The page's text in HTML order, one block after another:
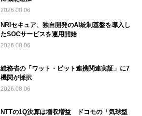
2026.08.06
NRIセキュア、独自開発のAI統制基盤を導入し
たSOCサービスを運用開始
2026.08.06
総務省の「ワット・ビット連携関連実証」に7
機関が採択
2026.08.06
NTTの1Q決算は増収増益 ドコモの「気球型